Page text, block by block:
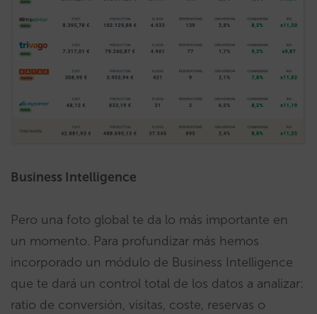
Business Intelligence
Pero una foto global te da lo más importante en
un momento. Para profundizar más hemos
incorporado un módulo de Business Intelligence
que te dará un control total de los datos a analizar:
ratio de conversión, visitas, coste, reservas o